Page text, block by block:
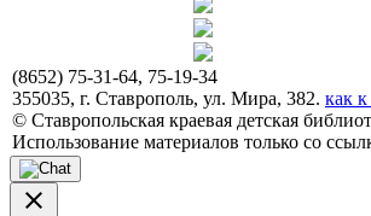
(8652) 75-31-64, 75-19-34
355035, г. Ставрополь, ул. Мира, 382. как
© Ставропольская краевая детская
Использование материалов только со
close